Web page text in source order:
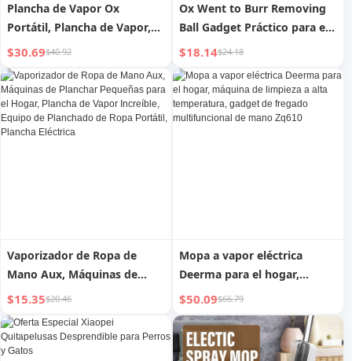
Plancha de Vapor Ox
Portátil, Plancha de Vapor,
Planchar Ropa, Pequeña
para el Hogar, Fantástico
Producto, Plancha Eléctrica
$30.69$40.92
Ox Went to Burr Removing
Ball Gadget Práctico para el
Hogar sin Dañar la Ropa,
Eliminador de Pelusas,
Recortador de Bolas de Pelo
$18.14$24.18
Vaporizador de Ropa de
Mano Aux, Máquinas de
Planchar Pequeñas para el
Hogar, Plancha de Vapor
Increíble, Equipo de
Planchado de Ropa Portátil,
$15.35$20.46
Mopa a vapor eléctrica
Deerma para el hogar,
máquina de limpieza a alta
temperatura, gadget de
fregado multifuncional de
mano Zq610
$50.09$66.79